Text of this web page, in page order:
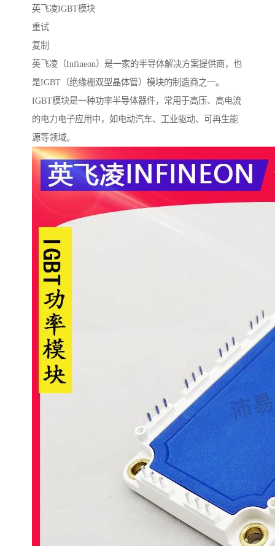
英飞凌IGBT模块
重试
复制
英飞凌（Infineon）是一家的半导体解决方案提供商，也
是IGBT（绝缘栅双型晶体管）模块的制造商之一。
IGBT模块是一种功率半导体器件，常用于高压、高电流
的电力电子应用中，如电动汽车、工业驱动、可再生能
源等领域。